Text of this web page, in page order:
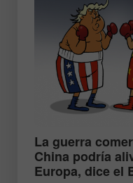
​La guerra
China podría
Europa, dice el